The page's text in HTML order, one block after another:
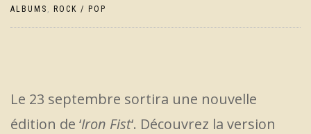
ALBUMS , ROCK / POP
Le 23 septembre sortira une nouvelle
édition de ‘Iron Fist‘. Découvrez la version